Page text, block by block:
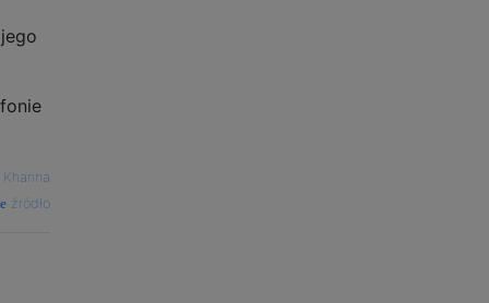
źródło